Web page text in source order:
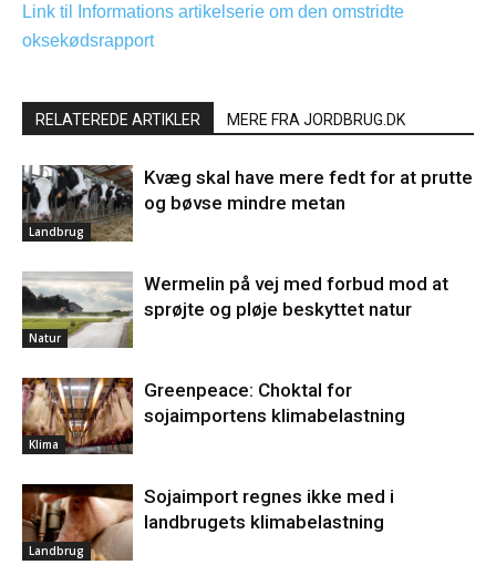
Link til Informations artikelserie om den omstridte
oksekødsrapport
RELATEREDE ARTIKLER MERE FRA JORDBRUG.DK
Landbrug
Kvæg skal have mere fedt for at prutte
og bøvse mindre metan
Natur
Wermelin på vej med forbud mod at
sprøjte og pløje beskyttet natur
Klima
Greenpeace: Choktal for
sojaimportens klimabelastning
Landbrug
Sojaimport regnes ikke med i
landbrugets klimabelastning